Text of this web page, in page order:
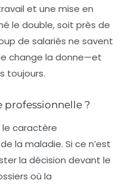
et une mise en
le double, soit près de
de salariés ne savent
change la donne—et
toujours.
professionnelle ?
le caractère
la maladie. Si ce n’est
la décision devant le
où la